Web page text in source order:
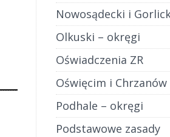
Nowosądecki i
Olkuski – okręgi
Oświadczenia ZR
Oświęcim i
Podhale – okręgi
Podstawowe zasady